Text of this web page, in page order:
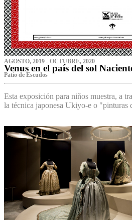
AGOSTO, 2019 - OCTUBRE, 2020
Venus en el país del sol
P‌atio de Escudos
Esta exposición para niños muestra, a
la técnica japonesa Ukiyo-e o